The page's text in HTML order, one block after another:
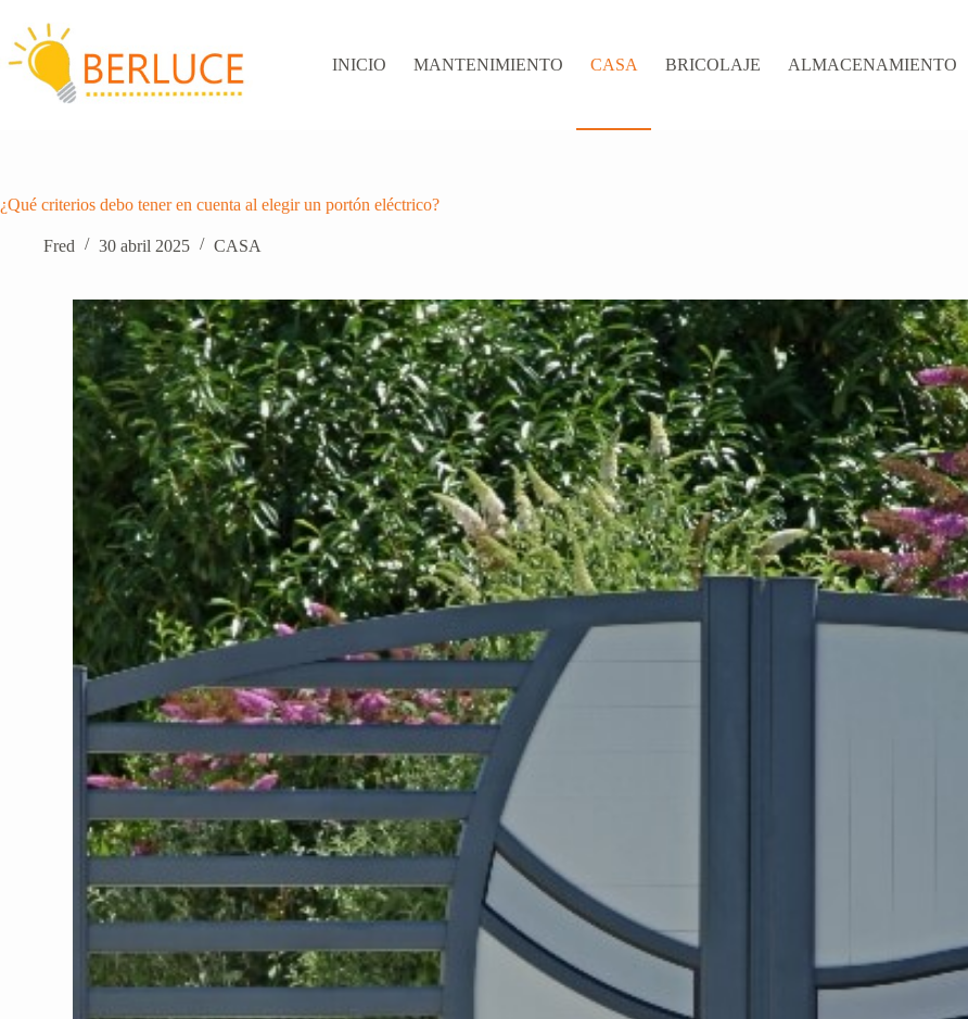
contenido
INICIO
MANTENIMIENTO CASA BRICOLAJE ALMACENAMIENTO
¿Qué criterios debo tener en cuenta al elegir un portón eléctrico?
Fred 30 abril 2025 CASA